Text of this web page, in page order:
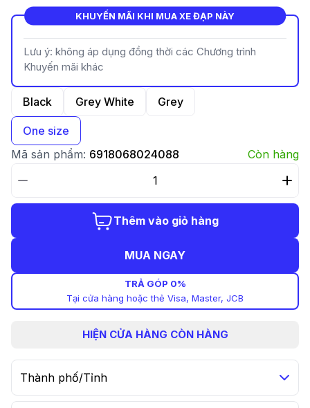
KHUYẾN MÃI KHI MUA XE ĐẠP NÀY
Lưu ý: không áp dụng đồng thời các Chương trình
Khuyến mãi khác
Black Grey White Grey
One size
Mã sản phẩm: 6918068024088 Còn hàng
Thêm vào giỏ hàng
MUA NGAY
TRẢ GÓP 0%
Tại cửa hàng hoặc thẻ Visa, Master, JCB
HIỆN CỬA HÀNG CÒN HÀNG
Thành phố/Tỉnh